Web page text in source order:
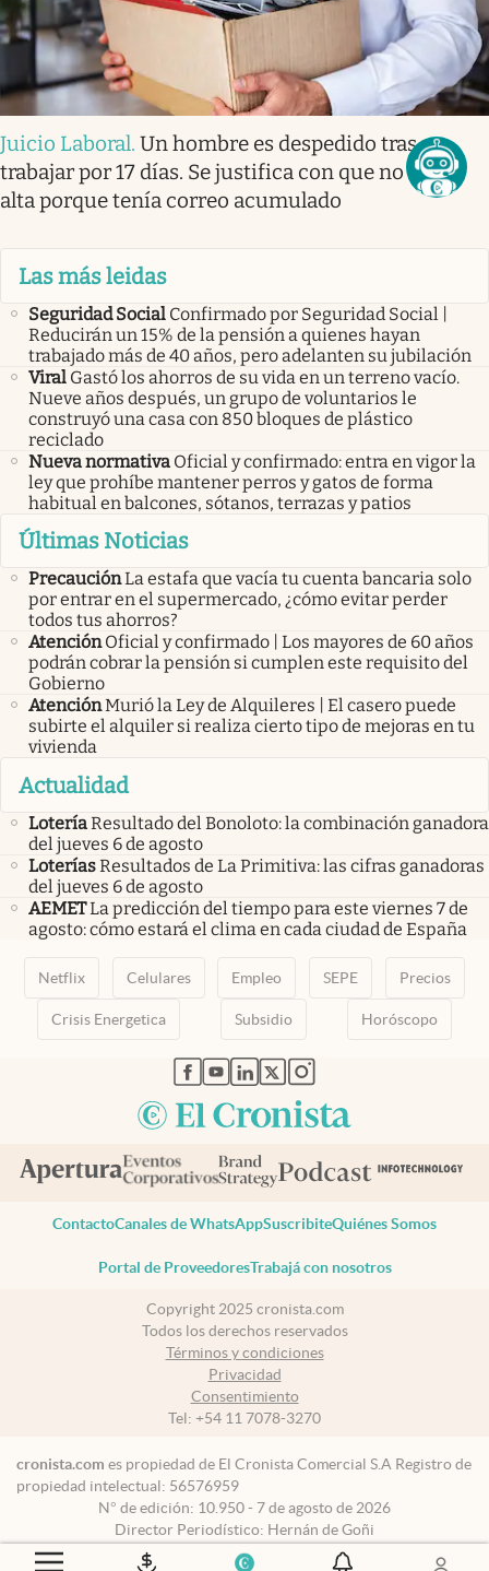
Juicio Laboral. Un hombre es despedido tras no
trabajar por 17 días. Se justifica con que no vio el
alta porque tenía correo acumulado
Las más leidas
Seguridad Social Confirmado por Seguridad Social |
Reducirán un 15% de la pensión a quienes hayan
trabajado más de 40 años, pero adelanten su jubilación
Viral Gastó los ahorros de su vida en un terreno vacío.
Nueve años después, un grupo de voluntarios le
construyó una casa con 850 bloques de plástico
reciclado
Nueva normativa Oficial y confirmado: entra en vigor la
ley que prohíbe mantener perros y gatos de forma
habitual en balcones, sótanos, terrazas y patios
Últimas Noticias
PrecauciónLa estafa que vacía tu cuenta bancaria solo
por entrar en el supermercado, ¿cómo evitar perder
todos tus ahorros?
Atención Oficial y confirmado | Los mayores de 60 años
podrán cobrar la pensión si cumplen este requisito del
Gobierno
AtenciónMurió la Ley de Alquileres | El casero puede
subirte el alquiler si realiza cierto tipo de mejoras en tu
vivienda
Actualidad
LoteríaResultado del Bonoloto: la combinación ganadora
del jueves 6 de agosto
LoteríasResultados de La Primitiva: las cifras ganadoras
del jueves 6 de agosto
AEMETLa predicción del tiempo para este viernes 7 de
agosto: cómo estará el clima en cada ciudad de España
Netflix Celulares Empleo SEPE Precios
Crisis Energetica Subsidio Horóscopo
abre en nueva pestaña
abre en nueva pestaña
abre en nueva pestaña
abre en nueva pestaña
abre en nueva pestaña
ContactoCanales de WhatsAppSuscribiteQuiénes Somos
Portal de ProveedoresTrabajá con nosotros
Copyright 2025 cronista.com
Todos los derechos reservados
Términos y condiciones
Privacidad
Consentimiento
Tel: +54 11 7078-3270
cronista.com es propiedad de El Cronista Comercial S.A Registro de
propiedad intelectual: 56576959
N° de edición: 10.950 - 7 de agosto de 2026
Director Periodístico: Hernán de Goñi